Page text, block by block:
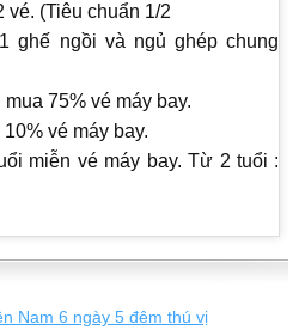
(Tiêu chuẩn 1/2
ghế ngồi và ngủ ghép chung
75% vé máy bay.
vé máy bay.
miễn vé máy bay. Từ 2 tuổi :
Nam 6 ngày 5 đêm thú vị